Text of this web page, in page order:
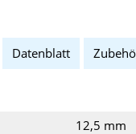
Datenblatt
12,5 mm